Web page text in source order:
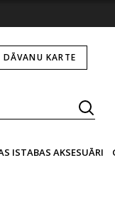
DĀVANU KARTE
ISTABAS AKSESUĀRI